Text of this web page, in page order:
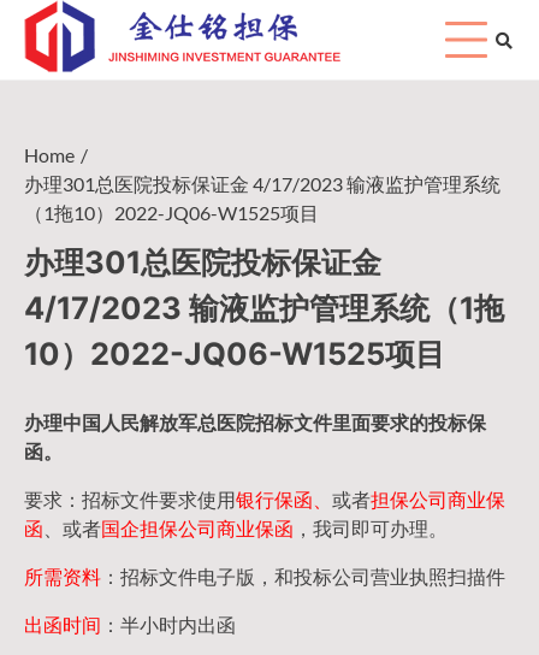
Skip
content
Home
办理301总医院投标保证金 4/17/2023 输液监护管理系统
（1拖10）2022-JQ06-W1525项目
办理301总医院投标保证金
4/17/2023 输液监护管理系统（1拖
10）2022-JQ06-W1525项目
办理中国人民解放军总医院招标文件里面要求的投标保
函。
要求：招标文件要求使用银行保函、 或者担保公司商业保
函 、或者国企担保公司商业保函 ，我司即可办理。
所需资料 ：招标文件电子版，和投标公司营业执照扫描件
出函时间 ：半小时内出函